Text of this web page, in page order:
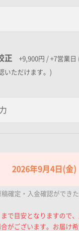
イト
正 +9,900円 / +7営業日
いただけます。)
2026年9月4日(金)
確定・入金確認ができ
で目安となりますので
がございます。お届け